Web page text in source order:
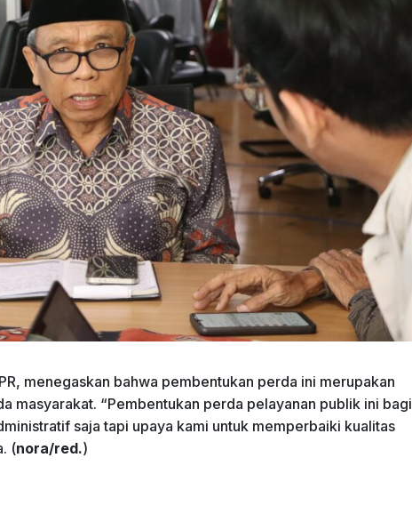
menegaskan bahwa pembentukan perda ini merupakan
masyarakat. “Pembentukan perda pelayanan publik ini bagi
saja tapi upaya kami untuk memperbaiki kualitas
(nora/red.)